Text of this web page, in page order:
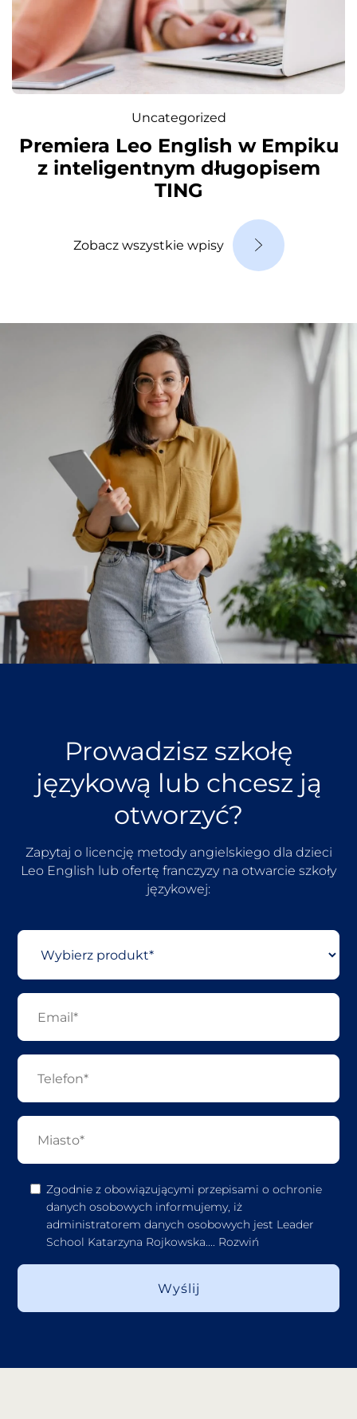
Uncategorized
Premiera Leo English w Empiku
z inteligentnym długopisem
TING
Zobacz wszystkie wpisy
Prowadzisz szkołę
językową lub chcesz ją
otworzyć?
Zapytaj o licencję metody angielskiego dla dzieci
Leo English lub ofertę franczyzy na otwarcie szkoły
językowej:
Zgodnie z obowiązującymi przepisami o ochronie
danych osobowych informujemy, iż
administratorem danych osobowych jest Leader
School Katarzyna Rojkowska.... Rozwiń